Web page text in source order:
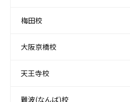
梅田校
大阪京橋校
天王寺校
難波(なんば)校